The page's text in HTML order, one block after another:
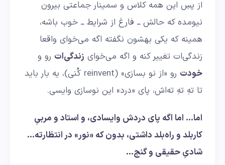
از پسِ این همه کلاس و سمینار جماعتی بیرون
نیومده که حالش ــ فارغ از شرایط ــ خوب باشه،
همینه که یکی بهشون نگفته اگه می‌خوای واقعا
زندگی‌ات تغییر کنه و اگه می‌خوای زندگی‌ات رو و
خودت
رو «از نو بسازی» (reinvent کُنی)، یه بار باید
تا تهِ تهِ ته‌اش، پای «درد» این نوسازی وایسی.
اما… اما اگه پای دردش وایسادی، و استاد و مربیِ
کاربلد و راه‌بلد داشتی، بدون که «نور» در انتظارته…
شادیِ حقیقی و گنج…